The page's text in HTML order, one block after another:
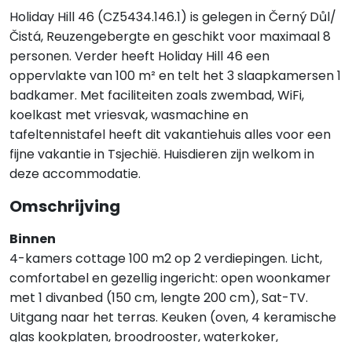
Holiday Hill 46 (CZ5434.146.1) is gelegen in Černý Důl/
Čistá, Reuzengebergte en geschikt voor maximaal 8
personen. Verder heeft Holiday Hill 46 een
oppervlakte van 100 m² en telt het 3 slaapkamersen 1
badkamer. Met faciliteiten zoals zwembad, WiFi,
koelkast met vriesvak, wasmachine en
tafeltennistafel heeft dit vakantiehuis alles voor een
fijne vakantie in Tsjechië. Huisdieren zijn welkom in
deze accommodatie.
Omschrijving
Binnen
4-kamers cottage 100 m2 op 2 verdiepingen. Licht,
comfortabel en gezellig ingericht: open woonkamer
met 1 divanbed (150 cm, lengte 200 cm), Sat-TV.
Uitgang naar het terras. Keuken (oven, 4 keramische
glas kookplaten, broodrooster, waterkoker,